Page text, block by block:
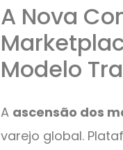
A Nova
Modelo
A ascensão dos
varejo global.